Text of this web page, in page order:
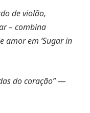
de violão,
– combina
amor em ‘Sugar in
do coração”—